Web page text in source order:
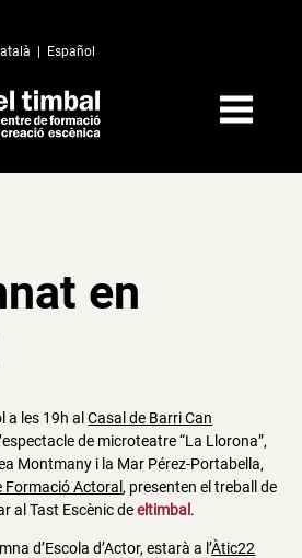
Español
en
a les 19h alCasal de Barri Can
de microteatre “La Llorona”,
Montmany i la Mar Pérez-Portabella,
Formació Actoral , presenten el treball de
al Tast Escènic deeltimbal .
d’Escola d’Actor, estarà a l’Àtic22